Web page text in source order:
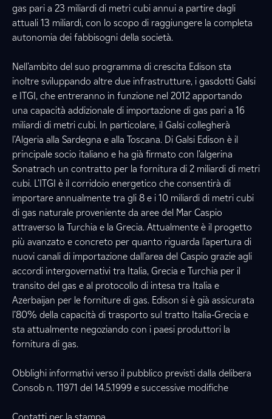
gas pari a 23 miliardi di metri cubi annui a partire dagli
attuali 13 miliardi, con lo scopo di raggiungere la completa
autonomia dei fabbisogni della società.
Nell’ambito del suo programma di crescita Edison sta
inoltre sviluppando altre due infrastrutture, i gasdotti Galsi
e ITGI, che entreranno in funzione nel 2012 apportando
una capacità addizionale di importazione di gas pari a 16
miliardi di metri cubi. In particolare, il Galsi collegherà
l’Algeria alla Sardegna e alla Toscana. Di Galsi Edison è il
principale socio italiano e ha già firmato con l’algerina
Sonatrach un contratto per la fornitura di 2 miliardi di metri
cubi. L’ITGI è il corridoio energetico che consentirà di
importare annualmente tra gli 8 e i 10 miliardi di metri cubi
di gas naturale proveniente da aree del Mar Caspio
attraverso la Turchia e la Grecia. Attualmente è il progetto
più avanzato e concreto per quanto riguarda l’apertura di
nuovi canali di importazione dall’area del Caspio grazie agli
accordi intergovernativi tra Italia, Grecia e Turchia per il
transito del gas e al protocollo di intesa tra Italia e
Azerbaijan per le forniture di gas. Edison si è già assicurata
l’80% della capacità di trasporto sul tratto Italia-Grecia e
sta attualmente negoziando con i paesi produttori la
fornitura di gas.
Obblighi informativi verso il pubblico previsti dalla delibera
Consob n. 11971 del 14.5.1999 e successive modifiche